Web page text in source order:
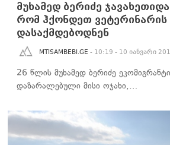
მუხამედ ბერიძე
რომ ჰქონდეთ ვეტერინარის
დასაქმდებოდნენ
MTISAMBEBI.GE - 10:19 - 10 იანვარი
26 წლის მუხამედ ბერიძე
დაზარალებული მისი ოჯახი,…